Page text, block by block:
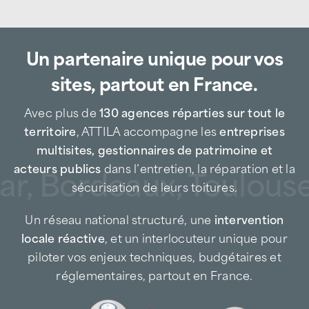
pour tous leurs besoins en maintenance,
réparation et sécurisation de toiture.
Entreprise de couverture de proximité, nous
intervenons rapidement à Avignon, Vedène
et dans les communes environnantes, aussi
bien en prévention qu’en urgence, afin de
limiter les impacts des infiltrations d’eau, des
défauts d’étanchéité ou des dégradations
thermiques.
Spécialiste de la maintenance toiture, ATTILA
Avignon agit à chaque étape du cycle de vie
Un partenaire unique pour vos
sites, partout en France.
Avec plus de130 agences réparties sur tout le
territoire, ATTILA accompagne lesentreprises
multisites, gestionnaires de patrimoine et
acteurs publicsdans l’entretien, la réparation et la
sécurisation de leurs toitures.
Un réseau national structuré, une intervention
locale réactive, et un interlocuteur unique pour
piloter vos enjeux techniques, budgétaires et
réglementaires, partout en France.
Bordeaux,